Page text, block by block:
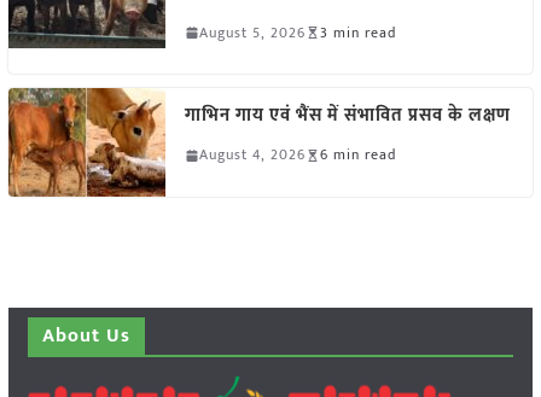
August 5, 2026 3 min read
गाभिन गाय एवं भैंस में संभावित प्रसव के लक्षण
August 4, 2026 6 min read
About Us